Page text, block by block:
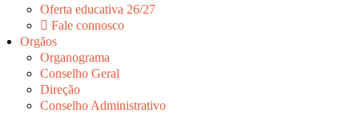
Oferta educativa 26/27
Fale connosco
Orgãos
Organograma
Conselho Geral
Direção
Conselho Administrativo